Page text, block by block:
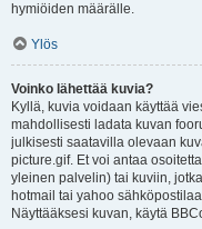
hymiöiden määrälle.
Ylös
Voinko lähettää kuvia?
Kyllä, kuvia voidaan käyttää
mahdollisesti ladata kuvan
julkisesti saatavilla olevaan
picture.gif. Et voi antaa
yleinen palvelin) tai kuviin,
hotmail tai yahoo
Näyttääksesi kuvan, käytä